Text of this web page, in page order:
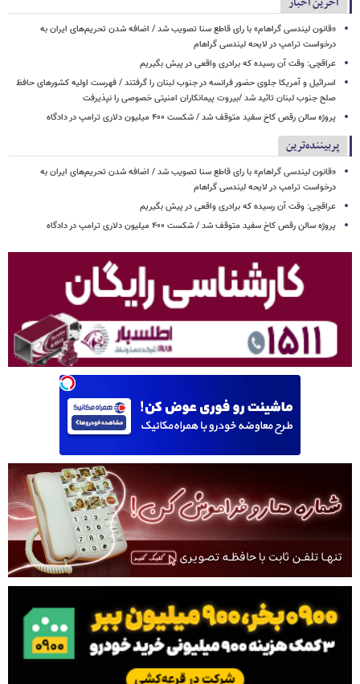
«قانون لیندسی گراهام» با رای قاطع سنا تصویب شد / اضافه شدن تحریم‌های ایران به
درخواست ترامپ در لایحه لیندسی گراهام
عراقچی: وقت آن رسیده که برادری واقعی در پیش بگیریم
اسرائیل و آمریکا جلوی حضور فرانسه در جنوب لبنان را گرفتند / فهرست اولیه کشورهای حافظ
صلح جنوب لبنان تائید شد /بیروت پیمانکاران امنیتی خصوصی را نپذیرفت
پروژه سالن رقص کاخ سفید متوقف شد / شکست ۴۰۰ میلیون دلاری ترامپ در دادگاه
پربیننده‌ترین
«قانون لیندسی گراهام» با رای قاطع سنا تصویب شد / اضافه شدن تحریم‌های ایران به
درخواست ترامپ در لایحه لیندسی گراهام
عراقچی: وقت آن رسیده که برادری واقعی در پیش بگیریم
پروژه سالن رقص کاخ سفید متوقف شد / شکست ۴۰۰ میلیون دلاری ترامپ در دادگاه